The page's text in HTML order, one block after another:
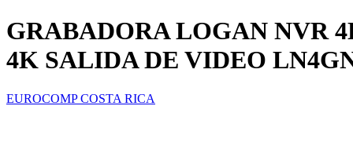
GRABADORA LOGAN NVR
4K SALIDA DE VIDEO
EUROCOMP COSTA RICA